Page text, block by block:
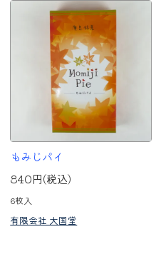
もみじパイ
840円(税込)
6枚入
有限会社 大国堂